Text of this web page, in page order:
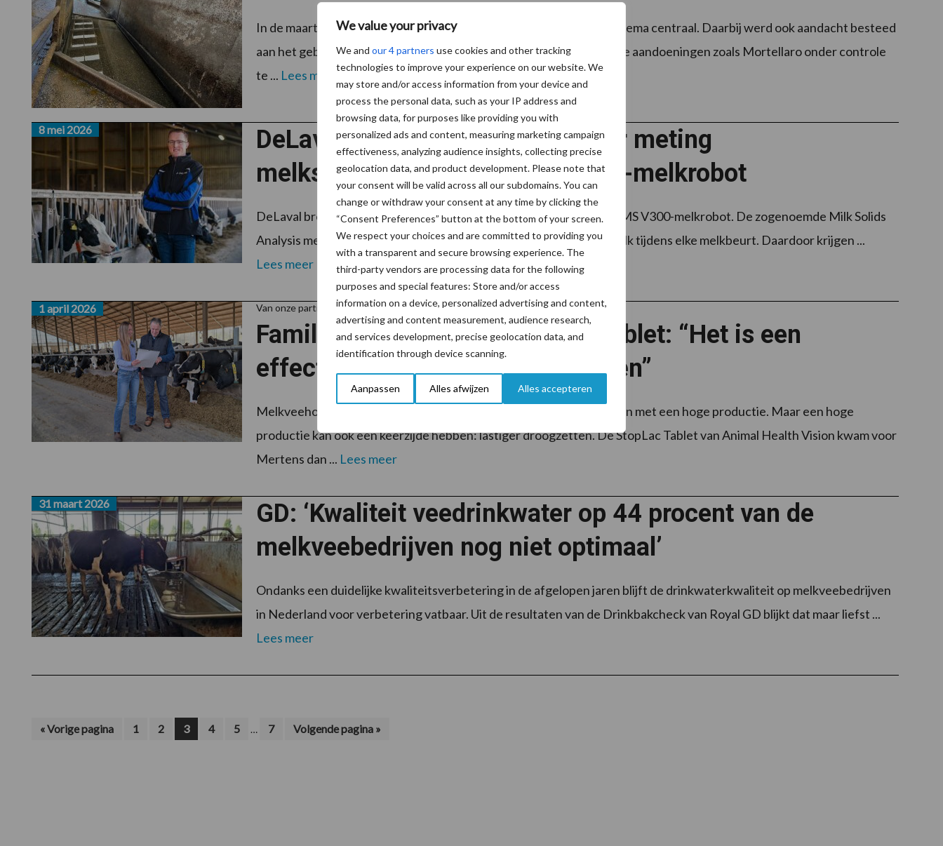
We value your privacy
We and our 4 partners use cookies and other tracking
technologies to improve your experience on our website. We
may store and/or access information from your device and
process the personal data, such as your IP address and
browsing data, for purposes like providing you with
personalized ads and content, measuring marketing campaign
effectiveness, analyzing audience insights, collecting precise
geolocation data, and product development. Please note that
your consent will be valid across all our subdomains. You can
change or withdraw your consent at any time by clicking the
“Consent Preferences” button at the bottom of your screen.
We respect your choices and are committed to providing you
with a transparent and secure browsing experience. The
third-party vendors are processing data for the following
purposes and special features: Store and/or access
information on a device, personalized advertising and content,
advertising and content measurement, audience research,
and services development, precise geolocation data, and
identification through device scanning.
Aanpassen Alles afwijzen Alles accepteren
In de maart-editie van Melkveebedrijf stond klauwgezondheid als thema centraal. Daarbij werd ook aandacht besteed
aan het gebruik van formaline in voetbaden als middel om infectieuze aandoeningen zoals Mortellaro onder controle
te ... Lees meer
DeLaval introduceert sensor voor meting
melksamenstelling in VMS V300-melkrobot
8 mei 2026
DeLaval brengt dit najaar een nieuwe sensor op de markt voor de VMS V300-melkrobot. De zogenoemde Milk Solids
Analysis meet automatisch het vet-, eiwit- en lactosegehalte van melk tijdens elke melkbeurt. Daardoor krijgen ...
Lees meer
Van onze partner AHV
Familie Mertens over StopLac Tablet: “Het is een
effectieve manier van droogzetten”
1 april 2026
Melkveehouder Dirk Mertens uit Ravels streeft naar gezonde koeien met een hoge productie. Maar een hoge
productie kan ook een keerzijde hebben: lastiger droogzetten. De StopLac Tablet van Animal Health Vision kwam voor
Mertens dan ... Lees meer
GD: ‘Kwaliteit veedrinkwater op 44 procent van de
melkveebedrijven nog niet optimaal’
31 maart 2026
Ondanks een duidelijke kwaliteitsverbetering in de afgelopen jaren blijft de drinkwaterkwaliteit op melkveebedrijven
in Nederland voor verbetering vatbaar. Uit de resultaten van de Drinkbakcheck van Royal GD blijkt dat maar liefst ...
Lees meer
«Ga
Vorige pagina Pagina
1 Pagina
2 Pagina
3 Pagina
4 Pagina
5
Interim
… Pagina
7
Ga
naar
Volgende pagina »